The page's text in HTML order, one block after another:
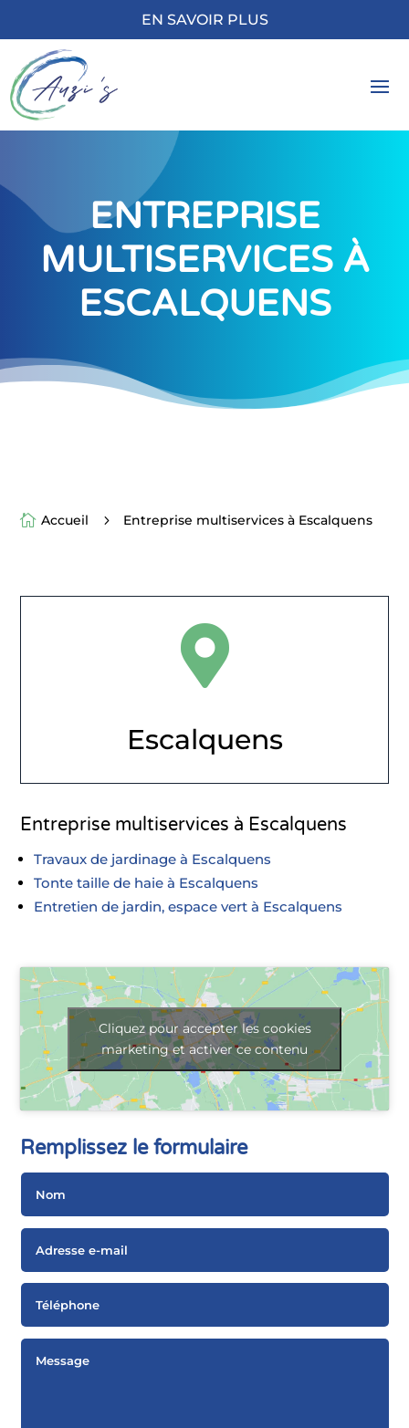
EN SAVOIR PLUS
ENTREPRISE
MULTISERVICES À
ESCALQUENS
 Accueil 5 Entreprise multiservices à Escalquens

Escalquens
Entreprise multiservices à Escalquens
Travaux de jardinage à Escalquens
Tonte taille de haie à Escalquens
Entretien de jardin, espace vert à Escalquens
Cliquez pour accepter les cookies
marketing et activer ce contenu
Remplissez le formulaire